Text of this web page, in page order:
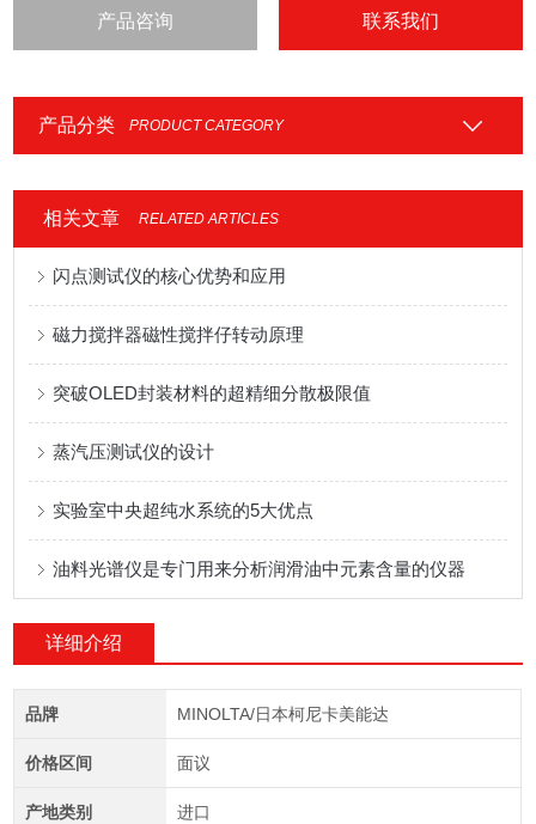
产品咨询 联系我们
产品分类 PRODUCT CATEGORY
相关文章 RELATED ARTICLES
闪点测试仪的核心优势和应用
磁力搅拌器磁性搅拌仔转动原理
突破OLED封装材料的超精细分散极限值
蒸汽压测试仪的设计
实验室中央超纯水系统的5大优点
油料光谱仪是专门用来分析润滑油中元素含量的仪器
详细介绍
品牌 MINOLTA/日本柯尼卡美能达
价格区间 面议
产地类别 进口